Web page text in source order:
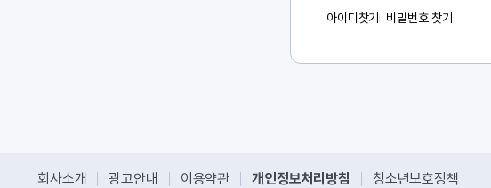
아이디찾기 비밀번호 찾기
회사소개 광고안내 이용약관 개인정보처리방침 청소년보호정책